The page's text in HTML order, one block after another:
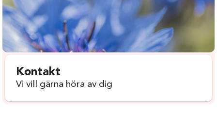
Kontakt
Vi vill gärna höra av dig